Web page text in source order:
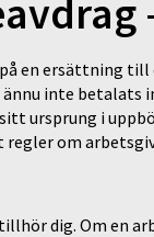
en ersättning
inte betalats
ursprung i
om
dig. Om en